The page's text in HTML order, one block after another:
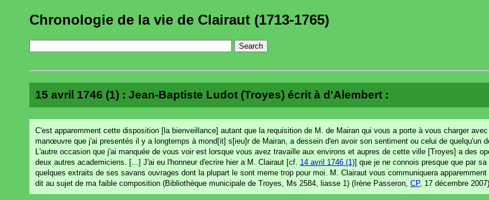
Chronologie de la vie de Clairaut (1713-1765)
15 avril 1746 (1) : Jean-Baptiste Ludot (Troyes) écrit à d'Alembert :
C'est apparemment cette disposition [la bienveillance] autant que la requisition de M. de Mairan qui vous a porte à vous charger
manœuvre que j'ai presentés il y a longtemps à mond[it] s[ieu]r de Mairan, a dessein d'en avoir son sentiment ou celui de quelqu'un
L'autre occasion que j'ai manquée de vous voir est lorsque vous avez travaille aux environs et aupres de cette ville [Troyes] a des
deux autres academiciens. [...] J'ai eu l'honneur d'ecrire hier a M. Clairaut [cf. 14 avril 1746 (1)] que je ne connois presque que par
quelques extraits de ses savans ouvrages dont la plupart le sont meme trop pour moi. M. Clairaut vous communiquera
dit au sujet de ma faible composition (Bibliothèque municipale de Troyes, Ms 2584, liasse 1) (Irène Passeron, CP, 17 décembre 2007).